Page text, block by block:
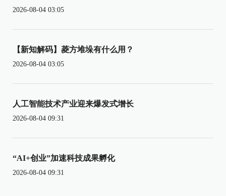
2026-08-04 03:05
【新知解码】菱方堆垛有什么用？
2026-08-04 03:05
人工智能技术产业迎来爆发式增长
2026-08-04 09:31
“AI+创业”加速科技成果孵化
2026-08-04 09:31